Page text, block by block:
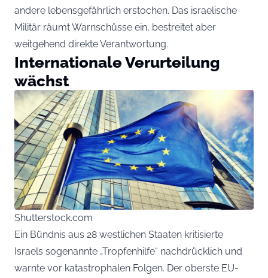
andere lebensgefährlich erstochen. Das israelische
Militär räumt Warnschüsse ein, bestreitet aber
weitgehend direkte Verantwortung.
Internationale Verurteilung
wächst
Shutterstock.com
Ein Bündnis aus 28 westlichen Staaten kritisierte
Israels sogenannte „Tropfenhilfe“ nachdrücklich und
warnte vor katastrophalen Folgen. Der oberste EU-